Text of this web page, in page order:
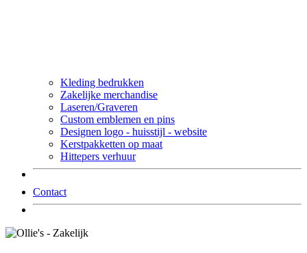
Kleding bedrukken
Zakelijke merchandise
Laseren/Graveren
Custom emblemen en pins
Designen logo - huisstijl - website
Kerstpakketten op maat
Hittepers verhuur
Contact